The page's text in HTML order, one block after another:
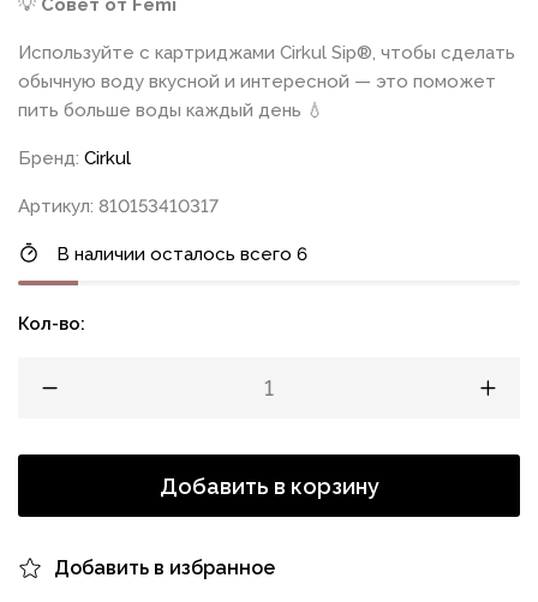
💡 Совет от Femi
Используйте с картриджами Cirkul Sip®, чтобы сделать
обычную воду вкусной и интересной — это поможет
пить больше воды каждый день 💧
Бренд: Cirkul
Артикул: 810153410317
В наличии осталось всего 6
Кол-во:
Добавить в корзину
Добавить в избранное